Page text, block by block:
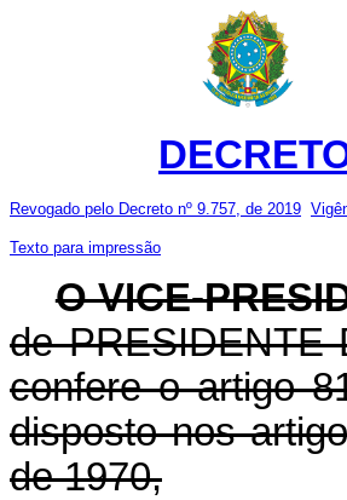
Revogado pelo Decreto nº 9.757, de 2019
Texto para impressão
O VICE-
de PRESIDENTE
confere o artigo
disposto nos
de 1970,